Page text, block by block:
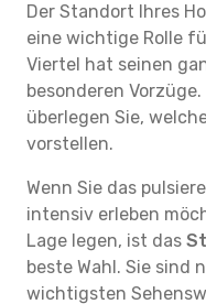
Der Standort Ihres
eine wichtige Rolle
Viertel hat seinen
besonderen
überlegen Sie,
vorstellen.
Wenn Sie das
intensiv erleben
Lage legen, ist das
beste Wahl. Sie sind
wichtigsten